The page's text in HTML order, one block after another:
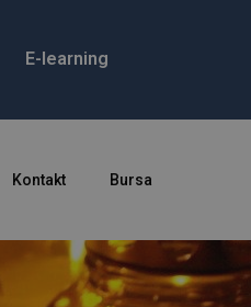
E-learning
Kontakt Bursa